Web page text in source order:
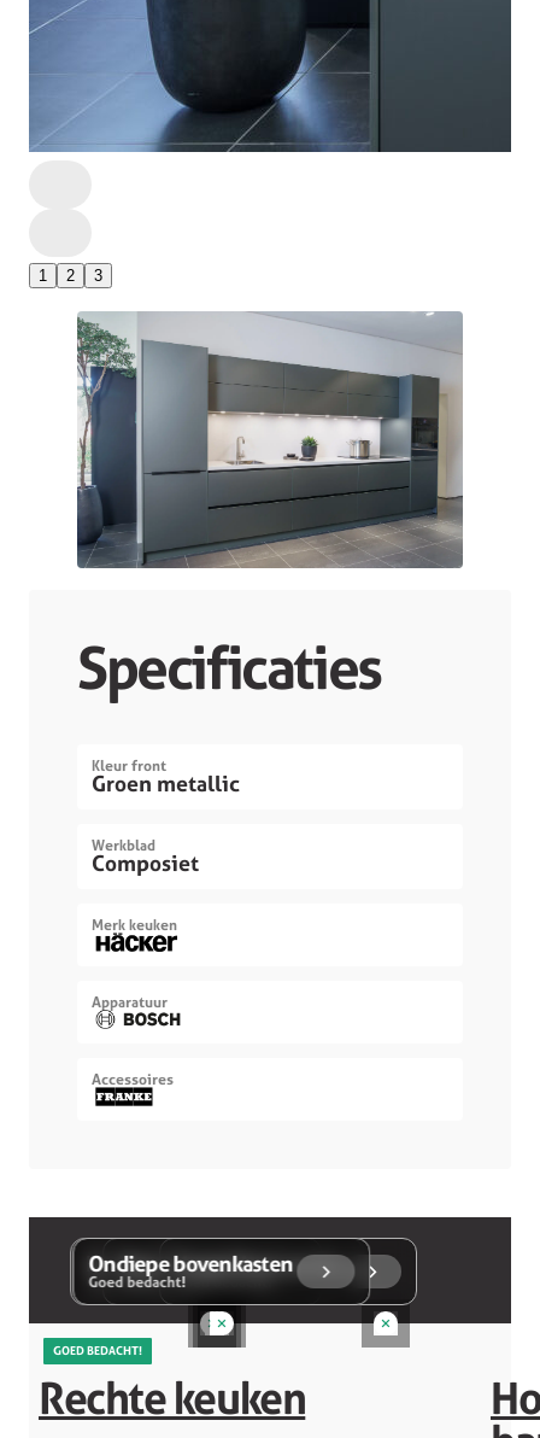
1 2 3
Specificaties
Kleur front
Groen metallic
Werkblad
Composiet
Merk keuken
Apparatuur
Accessoires
GOED BEDACHT!
Koel/vriescombinatie
Goed bedacht!
GOED BEDACHT!
Metallic front
Goed bedacht!
GOED BEDACHT!
Koppelbare zones
Goed bedacht!
Ondiepe bovenkasten
Goed bedacht!
Rechte keuken